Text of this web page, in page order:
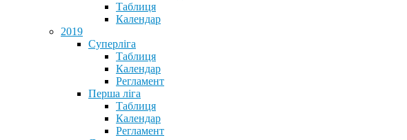
Таблиця
Календар
2019
Суперліга
Таблиця
Календар
Регламент
Перша ліга
Таблиця
Календар
Регламент